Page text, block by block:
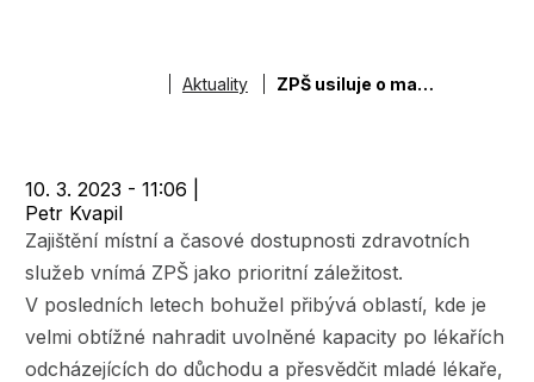
DrobečkováAktuality ZPŠ usiluje o maximální dostupnost nejen stomatologické péče pro své pojištěnce
10. 3. 2023 - 11:06
Petr Kvapil
Zajištění místní a časové dostupnosti zdravotních
služeb vnímá ZPŠ jako prioritní záležitost.
V posledních letech bohužel přibývá oblastí, kde je
velmi obtížné nahradit uvolněné kapacity po lékařích
odcházejících do důchodu a přesvědčit mladé lékaře,